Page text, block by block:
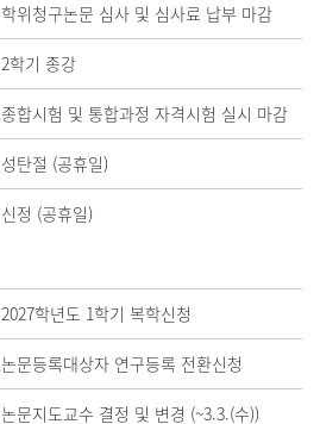
학위청구논문 심사 및 심사료 납부 마감
2학기 종강
종합시험 및 통합과정 자격시험 실시 마감
성탄절 (공휴일)
신정 (공휴일)
2027학년도 1학기 복학신청
논문등록대상자 연구등록 전환신청
논문지도교수 결정 및 변경 (~3.3.(수))